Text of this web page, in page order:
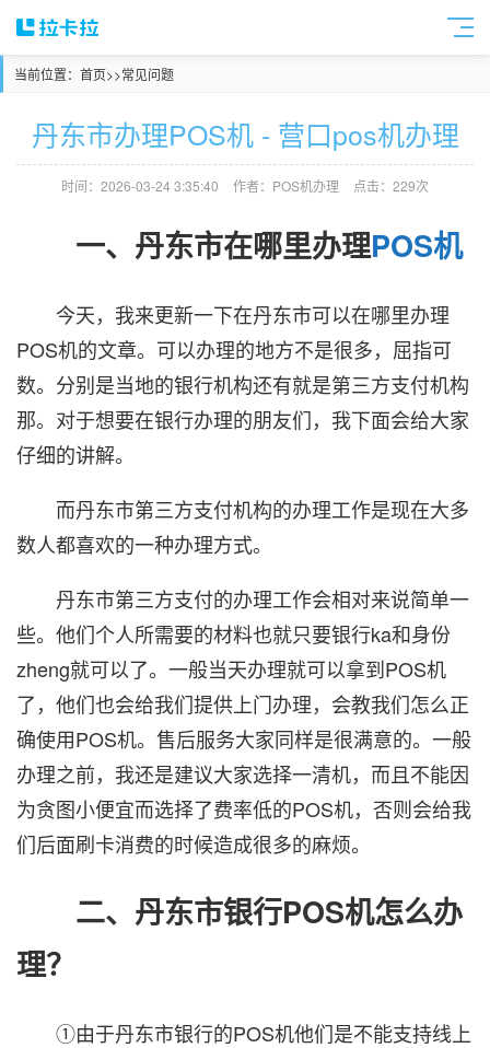
当前位置： 首页>>常见问题
丹东市办理POS机 - 营口pos机办理
时间：2026-03-24 3:35:40 作者：POS机办理 点击：229次
一、丹东市在哪里办理POS机
今天，我来更新一下在丹东市可以在哪里办理
POS机的文章。可以办理的地方不是很多，屈指可
数。分别是当地的银行机构还有就是第三方支付机构
那。对于想要在银行办理的朋友们，我下面会给大家
仔细的讲解。
而丹东市第三方支付机构的办理工作是现在大多
数人都喜欢的一种办理方式。
丹东市第三方支付的办理工作会相对来说简单一
些。他们个人所需要的材料也就只要银行ka和身份
zheng就可以了。一般当天办理就可以拿到POS机
了，他们也会给我们提供上门办理，会教我们怎么正
确使用POS机。售后服务大家同样是很满意的。一般
办理之前，我还是建议大家选择一清机，而且不能因
为贪图小便宜而选择了费率低的POS机，否则会给我
们后面刷卡消费的时候造成很多的麻烦。
二、丹东市银行POS机怎么办
理？
①由于丹东市银行的POS机他们是不能支持线上